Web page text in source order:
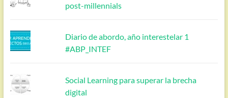
post-millennials
Diario de abordo, año interestelar 1
#ABP_INTEF
Social Learning para superar la brecha
digital